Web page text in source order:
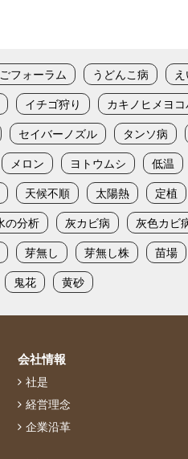
フォーラム うどんこ病
イチゴ狩り カキノヒメヨコ
セイバーノズル タンソ病
メロン ヨトウムシ 低温
天候不順 太陽熱 定植
の分析 灰カビ病 灰色カビ
芽無し 芽無し株 苗場
鬼花 黄砂
会社情報
社是
経営理念
企業沿革